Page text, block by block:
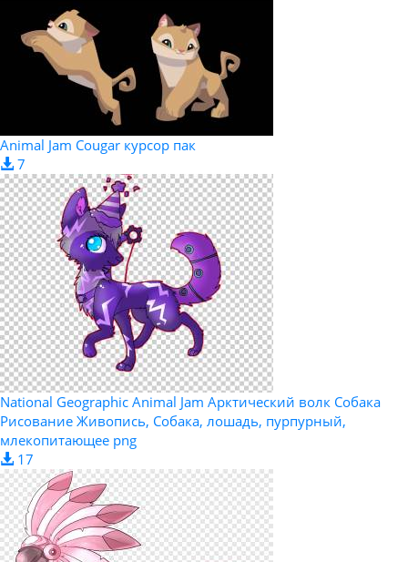
Animal Jam Cougar курсор пак
7
National Geographic Animal Jam Арктический волк Собака
Рисование Живопись, Собака, лошадь, пурпурный,
млекопитающее png
17